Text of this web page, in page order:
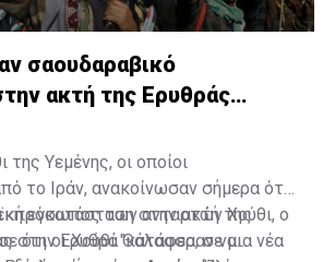
σαουδαραβικό
ακτή της Ερυθράς
της Υεμένης, οι οποίοι
το Ιράν, ανακοίνωσαν σήμερα ότι
εγκατάσταση στην ακτή της
στην Ερυθρά Θάλασσα, σε μια νέα
των ανταρτών Χούθι, ο
ότι οι Χούθι "κατάφεραν να